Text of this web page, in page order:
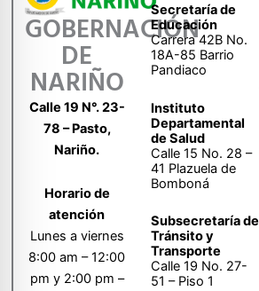
GOBERNACIÓN
DE
NARIÑO
Calle 19 N°. 23-
78 – Pasto,
Nariño.
Horario de
atención
Lunes a viernes
8:00 am – 12:00
pm y 2:00 pm –
Secretaría de
Educación
Carrera 42B No.
18A-85 Barrio
Pandiaco
Instituto
Departamental
de Salud
Calle 15 No. 28 –
41 Plazuela de
Bomboná
Subsecretaría de
Tránsito y
Transporte
Calle 19 No. 27-
51 – Piso 1